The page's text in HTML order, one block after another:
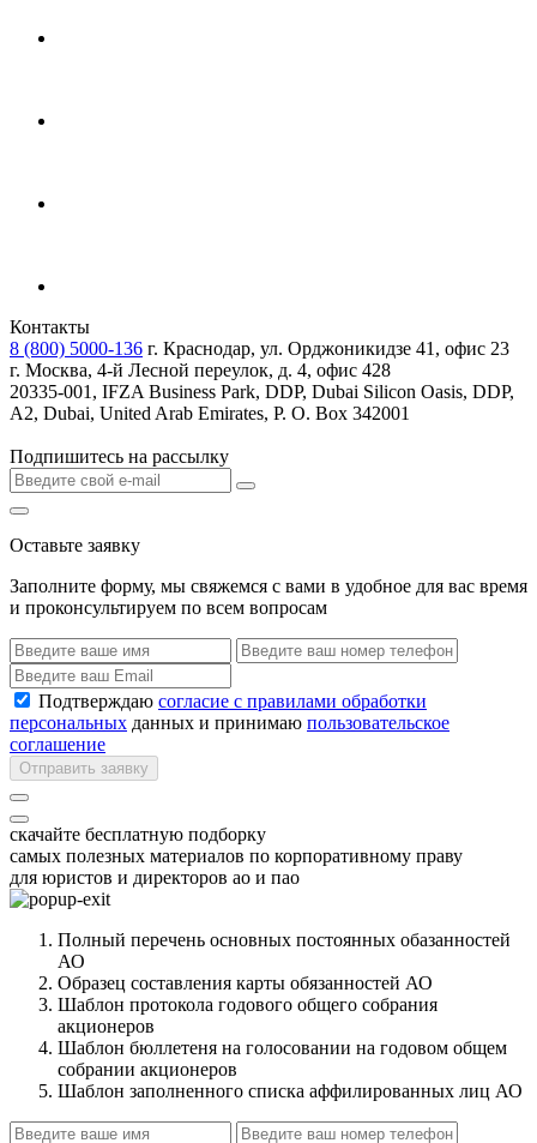
Контакты
8 (800) 5000-136 г. Краснодар, ул. Орджоникидзе 41, офис 23
г. Москва, 4-й Лесной переулок, д. 4, офис 428
20335-001, IFZA Business Park, DDP, Dubai Silicon Oasis, DDP,
A2, Dubai, United Arab Emirates, P. O. Box 342001
Подпишитесь на рассылку
Оставьте заявку
Заполните форму, мы свяжемся с вами в удобное для вас время
и проконсультируем по всем вопросам
Подтверждаю согласие с правилами обработки
персональных данных и принимаю пользовательское
соглашение
Отправить заявку
скачайте бесплатную подборку
самых полезных материалов по корпоративному праву
для юристов и директоров ао и пао
Полный перечень основных постоянных обазанностей
АО
Образец составления карты обязанностей АО
Шаблон протокола годового общего собрания
акционеров
Шаблон бюллетеня на голосовании на годовом общем
собрании акционеров
Шаблон заполненного списка аффилированных лиц АО